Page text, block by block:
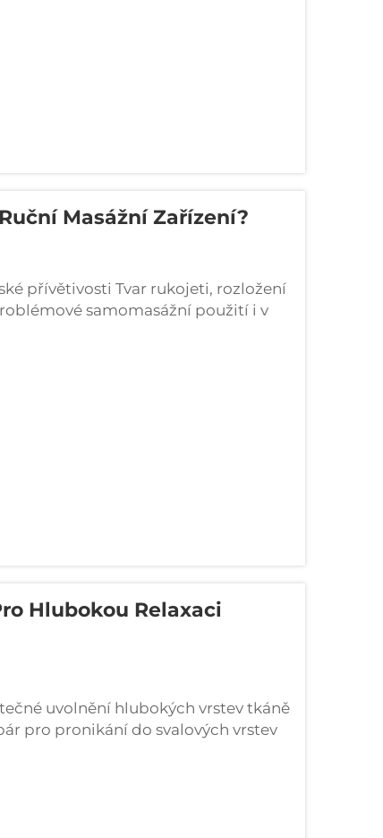
Masážní Zařízení?
přívětivosti Tvar rukojeti, rozložení
samomasážní použití i v
přístroje obvykle mají tři klíčové
Hlubokou Relaxaci
uvolnění hlubokých vrstev tkáně
pro pronikání do svalových vrstev
pokud mají vhodnou
odkazuje na...